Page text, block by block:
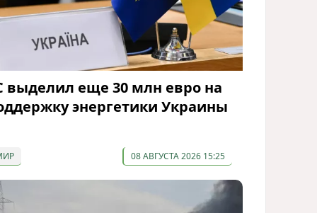
выделил еще 30 млн евро на
энергетики Украины
08 АВГУСТА 2026 15:25